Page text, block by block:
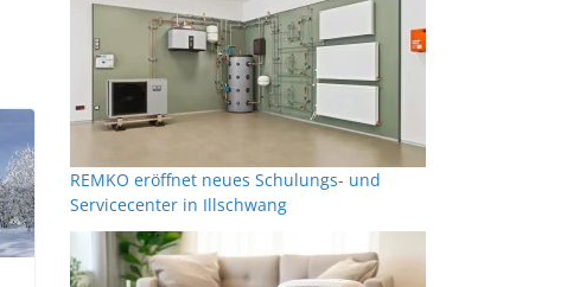
REMKO eröffnet neues Schulungs- und
Servicecenter in Illschwang